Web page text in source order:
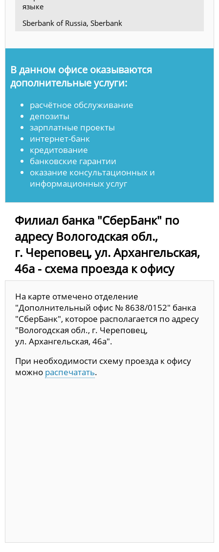
языке
Sberbank of Russia, Sberbank
В данном офисе оказываются
дополнительные услуги:
расчётное обслуживание
депозиты
зарплатные проекты
интернет-банк
кредитование
банковские гарантии
оказание консультационных и
информационных услуг
Филиал банка "СберБанк" по
адресу Вологодская обл.,
г. Череповец, ул. Архангельская,
46а - схема проезда к офису
На карте отмечено отделение
"Дополнительный офис № 8638/0152" банка
"СберБанк", которое располагается по адресу
"Вологодская обл., г. Череповец,
ул. Архангельская, 46а".
При необходимости схему проезда к офису
можно распечатать.